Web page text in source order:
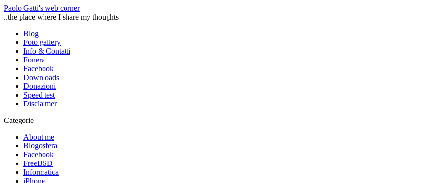
Paolo Gatti's web corner
..the place where I share my thoughts
Blog
Foto gallery
Info & Contatti
Fonera
Facebook
Downloads
Donazioni
Speed test
Disclaimer
Categorie
About me
Blogosfera
Facebook
FreeBSD
Informatica
iPhone